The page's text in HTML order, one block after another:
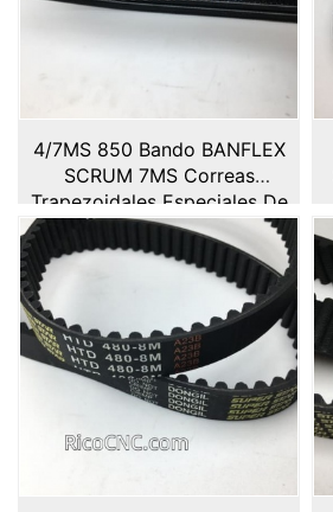
4/7MS 850 Bando BANFLEX
SCRUM 7MS Correas
Trapezoidales Especiales De
Poliuretano Con Banda De
Cuña